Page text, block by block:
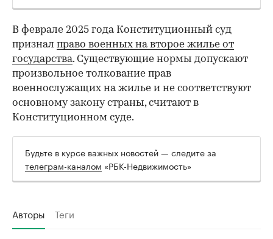
В феврале 2025 года Конституционный суд
признал право военных на второе жилье от
государства. Существующие нормы допускают
произвольное толкование прав
военнослужащих на жилье и не соответствуют
основному закону страны, считают в
Конституционном суде.
Будьте в курсе важных новостей — следите за
телеграм-каналом «РБК-Недвижимость»
Авторы Теги